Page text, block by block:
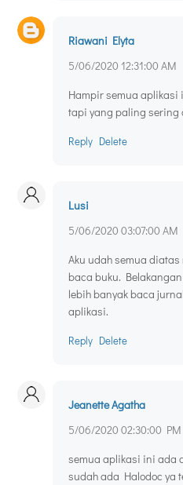
Riawani Elyta
5/06/2020 12:31:00 AM
Hampir semua aplikasi
tapi yang paling sering
Reply Delete
Lusi
5/06/2020 03:07:00 AM
Aku udah semua
baca buku.
lebih banyak baca
aplikasi.
Reply Delete
Jeanette Agatha
5/06/2020 02:30:00 PM
semua aplikasi ini ada
sudah ada Halodoc ya